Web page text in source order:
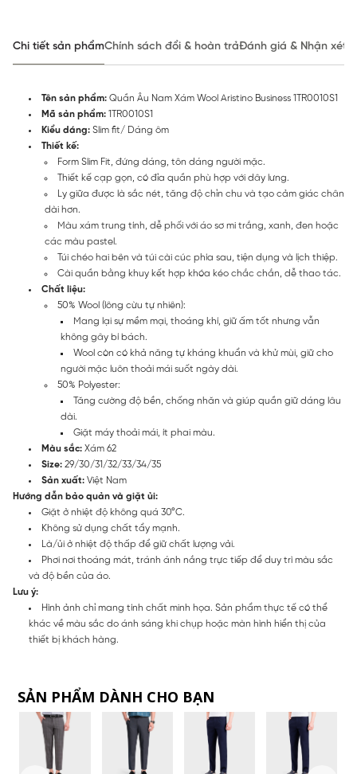
Chi tiết sản phẩmChính sách đổi & hoàn trảĐánh giá & Nhận xét
Tên sản phẩm: Quần Âu Nam Xám Wool Aristino Business 1TR0010S1
Mã sản phẩm: 1TR0010S1
Kiểu dáng: Slim fit/ Dáng ôm
Thiết kế:
Form Slim Fit, đứng dáng, tôn dáng người mặc.
Thiết kế cạp gọn, có đỉa quần phù hợp với dây lưng.
Ly giữa được là sắc nét, tăng độ chỉn chu và tạo cảm giác chân
dài hơn.
Màu xám trung tính, dễ phối với áo sơ mi trắng, xanh, đen hoặc
các màu pastel.
Túi chéo hai bên và túi cài cúc phía sau, tiện dụng và lịch thiệp.
Cài quần bằng khuy kết hợp khóa kéo chắc chắn, dễ thao tác.
Chất liệu:
50% Wool (lông cừu tự nhiên):
Mang lại sự mềm mại, thoáng khí, giữ ấm tốt nhưng vẫn
không gây bí bách.
Wool còn có khả năng tự kháng khuẩn và khử mùi, giữ cho
người mặc luôn thoải mái suốt ngày dài.
50% Polyester:
Tăng cường độ bền, chống nhăn và giúp quần giữ dáng lâu
dài.
Giặt máy thoải mái, ít phai màu.
Màu sắc: Xám 62
Size: 29/30/31/32/33/34/35
Sản xuất: Việt Nam
Hướng dẫn bảo quản và giặt ủi:
Giặt ở nhiệt độ không quá 30°C.
Không sử dụng chất tẩy mạnh.
Là/ủi ở nhiệt độ thấp để giữ chất lượng vải.
Phơi nơi thoáng mát, tránh ánh nắng trực tiếp để duy trì màu sắc
và độ bền của áo.
Lưu ý:
Hình ảnh chỉ mang tính chất minh họa. Sản phẩm thực tế có thể
khác về màu sắc do ánh sáng khi chụp hoặc màn hình hiển thị của
thiết bị khách hàng.
SẢN PHẨM DÀNH CHO BẠN